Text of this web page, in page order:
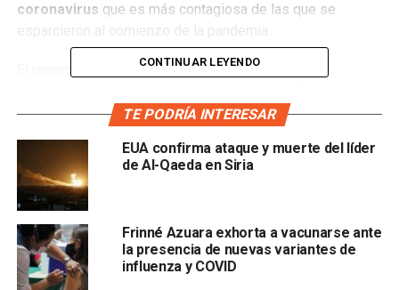
coronavirus que es más contagiosa de las que se
El reporte se basa en el análisis de más de 6 mil
recabadas por la Iniciativa Global para la Compartición
El equipo de los Álamos, apoyado por científicos de la
Unviersidad de Sheffield
total 14 mutacion es.
CONTINUAR LEYENDO
TE PODRÍA INTERESAR
EUA confirma ataque y muerte del líder
de Al-Qaeda en Siria
Frinné Azuara exhorta a vacunarse ante
la presencia de nuevas variantes de
influenza y COVID